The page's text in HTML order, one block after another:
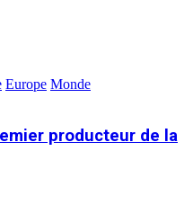
Europe Monde
producteur de la